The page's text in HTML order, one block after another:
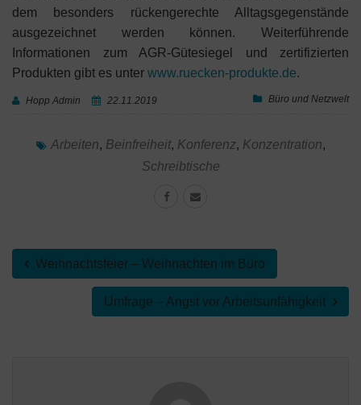
dem besonders rückengerechte Alltagsgegenstände
ausgezeichnet werden können. Weiterführende
Informationen zum AGR-Gütesiegel und zertifizierten
Produkten gibt es unter www.ruecken-produkte.de.
Hopp Admin 22.11.2019 Büro und Netzwelt
Arbeiten, Beinfreiheit, Konferenz, Konzentration,
Schreibtische
Weihnachtsfeier – Weihnachten im Büro
Umfrage – Angst vor Arbeitsunfähigkeit